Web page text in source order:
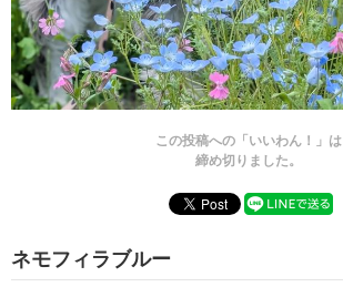
この投稿への「いいわん！」は
締め切りました。
ネモフィラブルー